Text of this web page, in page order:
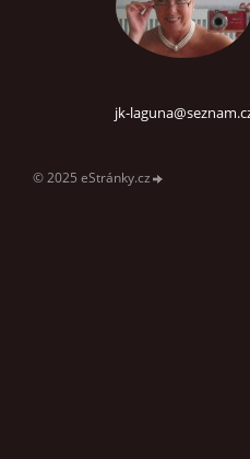
jk-
© 2025 eStránky.cz